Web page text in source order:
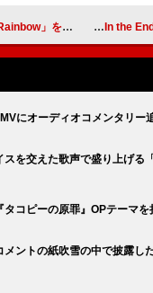
員が自由になるまで、私たちは自由ではない」 リンキン・パーク、【
にオーディオコメンタリー
スを交えた歌声で盛り上げる
タコピーの原罪』OPテーマを
メントの紙吹雪の中で披露し